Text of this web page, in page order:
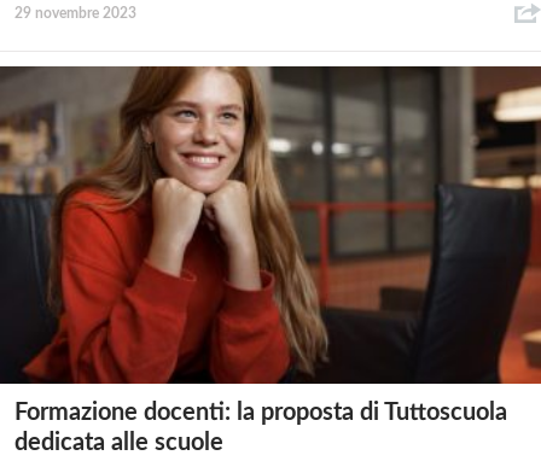
29 novembre 2023
Formazione docenti: la proposta di Tuttoscuola
dedicata alle scuole